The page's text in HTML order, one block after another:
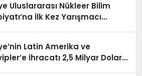
Uluslararası Nükleer Bilim
İlk Kez Yarışmacı
Latin Amerika ve
İhracatı 2,5 Milyar Dolara